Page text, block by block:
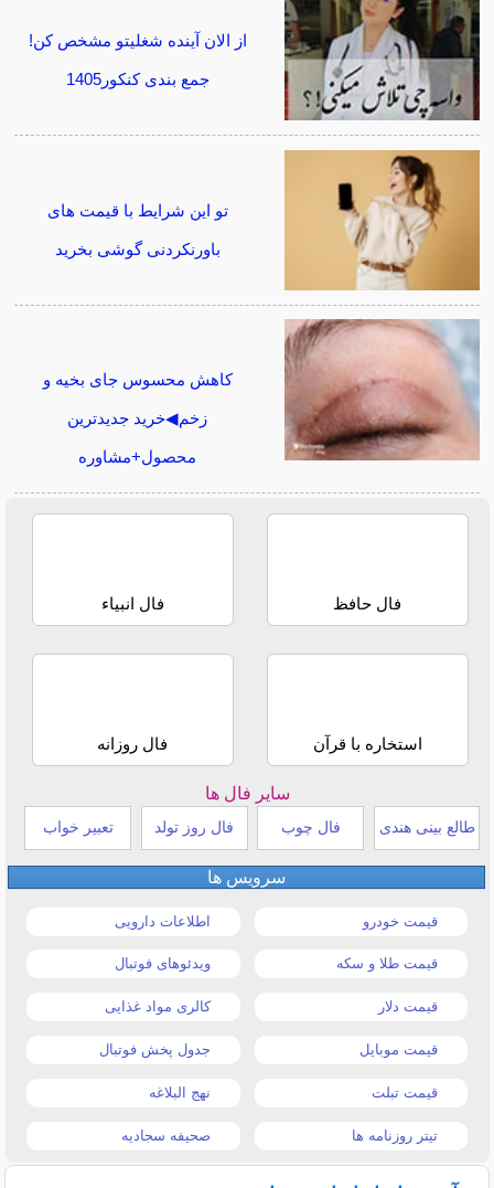
از الان آینده شغلیتو مشخص کن!
جمع بندی کنکور1405
تو این شرایط با قیمت های
باورنکردنی گوشی بخرید
کاهش محسوس جای بخیه و
زخم◀خرید جدیدترین
محصول+مشاوره
فال حافظ فال انبیاء
استخاره با قرآن فال روزانه
سایر فال ها
طالع بینی هندی فال چوب فال روز تولد تعبیر خواب
سرویس ها
قیمت خودرو اطلاعات دارویی
قیمت طلا و سکه ویدئوهای فوتبال
قیمت دلار کالری مواد غذایی
قیمت موبایل جدول پخش فوتبال
قیمت تبلت نهج البلاغه
تیتر روزنامه ها صحیفه سجادیه